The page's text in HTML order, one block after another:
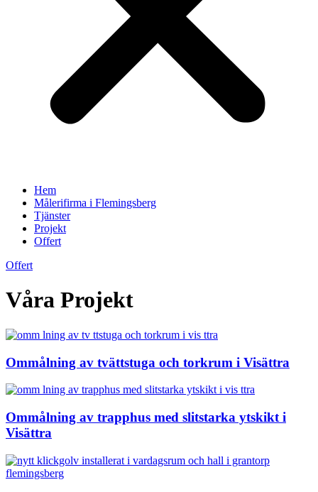
Hem
Målerifirma i Flemingsberg
Tjänster
Projekt
Offert
Offert
Våra Projekt
Ommålning av tvättstuga och torkrum i Visättra
Ommålning av trapphus med slitstarka ytskikt i
Visättra